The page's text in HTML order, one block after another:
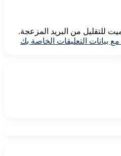
للتقليل من البريد المزعجة.
بيانات التعليقات الخاصة بك